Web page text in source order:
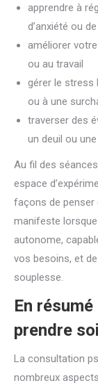
apprendre à
d’anxiété ou
améliorer
ou au travail
gérer le stress
ou à une
traverser des
un deuil ou
Au fil des
espace
façons de penser
manifeste
autonome,
vos besoins, et
souplesse.
En
prendre
La consultation
nombreux